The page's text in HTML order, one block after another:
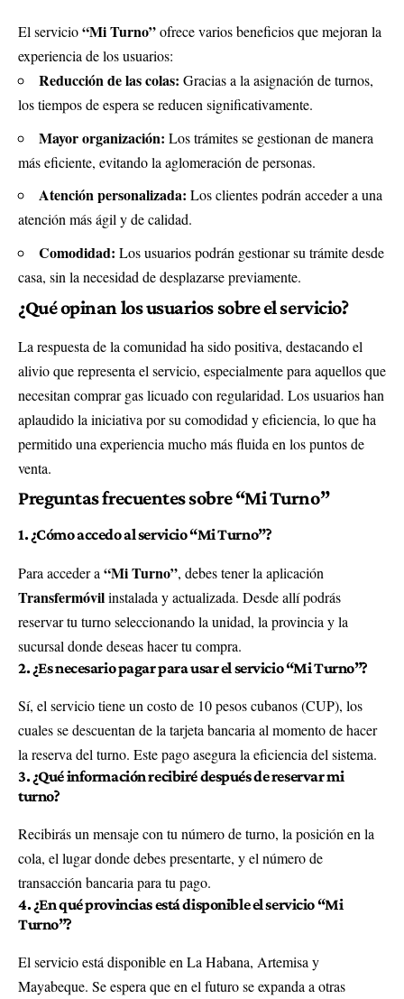
El servicio“Mi Turno”ofrece varios beneficios que mejoran la
experiencia de los usuarios:
Reducción de las colas: Gracias a la asignación de turnos,
los tiempos de espera se reducen significativamente.
Mayor organización: Los trámites se gestionan de manera
más eficiente, evitando la aglomeración de personas.
Atención personalizada: Los clientes podrán acceder a una
atención más ágil y de calidad.
Comodidad: Los usuarios podrán gestionar su trámite desde
casa, sin la necesidad de desplazarse previamente.
¿Qué opinan los usuarios sobre el servicio?
La respuesta de la comunidad ha sido positiva, destacando el
alivio que representa el servicio, especialmente para aquellos que
necesitan comprar gas licuado con regularidad. Los usuarios han
aplaudido la iniciativa por su comodidad y eficiencia, lo que ha
permitido una experiencia mucho más fluida en los puntos de
venta.
Preguntas frecuentes sobre “Mi Turno”
1. ¿Cómo accedo al servicio “Mi Turno”?
Para acceder a “Mi Turno”, debes tener la aplicación
Transfermóvilinstalada y actualizada. Desde allí podrás
reservar tu turno seleccionando la unidad, la provincia y la
sucursal donde deseas hacer tu compra.
2. ¿Es necesario pagar para usar el servicio “Mi Turno”?
Sí, el servicio tiene un costo de 10 pesos cubanos (CUP), los
cuales se descuentan de la tarjeta bancaria al momento de hacer
la reserva del turno. Este pago asegura la eficiencia del sistema.
3. ¿Qué información recibiré después de reservar mi
turno?
Recibirás un mensaje con tu número de turno, la posición en la
cola, el lugar donde debes presentarte, y el número de
transacción bancaria para tu pago.
4. ¿En qué provincias está disponible el servicio “Mi
Turno”?
El servicio está disponible en La Habana, Artemisa y
Mayabeque. Se espera que en el futuro se expanda a otras